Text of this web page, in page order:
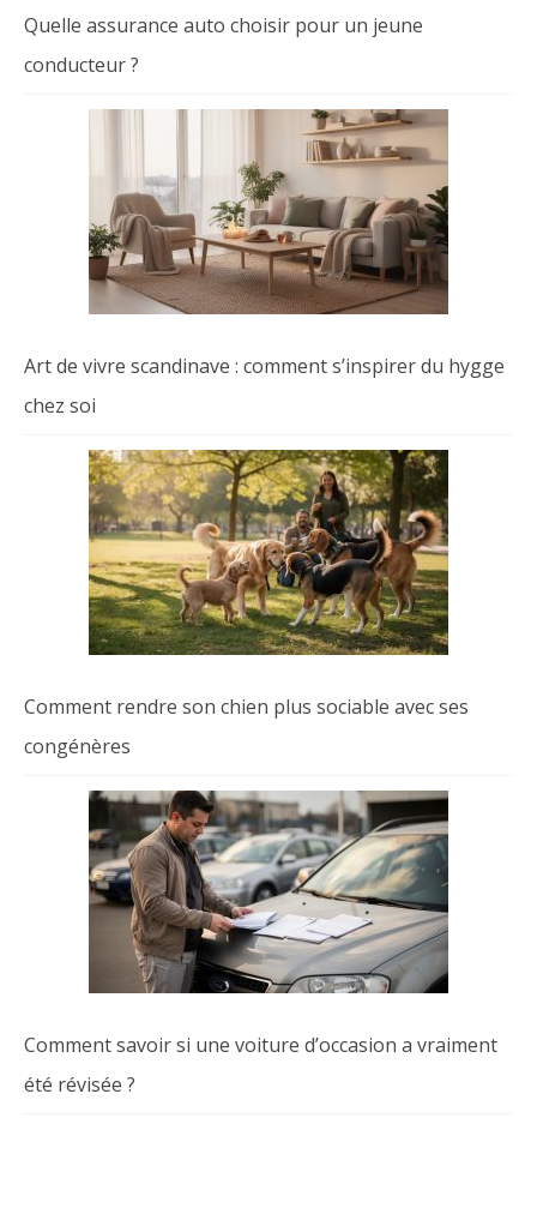
Quelle assurance auto choisir pour un jeune
conducteur ?
Art de vivre scandinave : comment s’inspirer du hygge
chez soi
Comment rendre son chien plus sociable avec ses
congénères
Comment savoir si une voiture d’occasion a vraiment
été révisée ?